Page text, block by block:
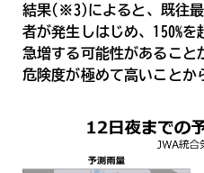
結果(※3)によると、既往最
者が発生しはじめ、150%
急増する可能性があること
危険度が極めて高いことか